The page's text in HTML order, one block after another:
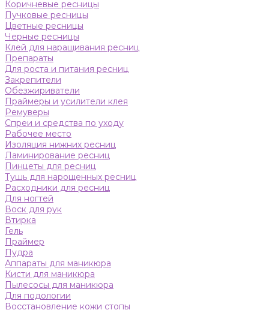
Коричневые ресницы
Пучковые ресницы
Цветные ресницы
Черные ресницы
Клей для наращивания ресниц
Препараты
Для роста и питания ресниц
Закрепители
Обезжириватели
Праймеры и усилители клея
Ремуверы
Спреи и средства по уходу
Рабочее место
Изоляция нижних ресниц
Ламинирование ресниц
Пинцеты для ресниц
Тушь для нарощенных ресниц
Расходники для ресниц
Для ногтей
Воск для рук
Втирка
Гель
Праймер
Пудра
Аппараты для маникюра
Кисти для маникюра
Пылесосы для маникюра
Для подологии
Восстановление кожи стопы